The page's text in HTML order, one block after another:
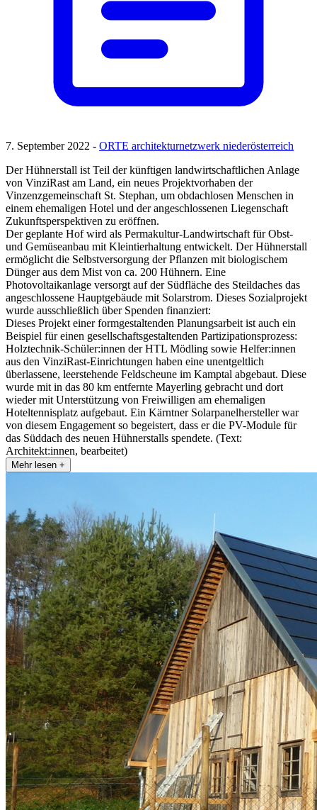
7. September 2022 - ORTE architekturnetzwerk niederösterreich
Der Hühnerstall ist Teil der künftigen landwirtschaftlichen Anlage
von VinziRast am Land, ein neues Projektvorhaben der
Vinzenzgemeinschaft St. Stephan, um obdachlosen Menschen in
einem ehemaligen Hotel und der angeschlossenen Liegenschaft
Zukunftsperspektiven zu eröffnen.
Der geplante Hof wird als Permakultur-Landwirtschaft für Obst-
und Gemüseanbau mit Kleintierhaltung entwickelt. Der Hühnerstall
ermöglicht die Selbstversorgung der Pflanzen mit biologischem
Dünger aus dem Mist von ca. 200 Hühnern. Eine
Photovoltaikanlage versorgt auf der Südfläche des Steildaches das
angeschlossene Hauptgebäude mit Solarstrom. Dieses Sozialprojekt
wurde ausschließlich über Spenden finanziert:
Dieses Projekt einer formgestaltenden Planungsarbeit ist auch ein
Beispiel für einen gesellschaftsgestaltenden Partizipationsprozess:
Holztechnik-Schüler:innen der HTL Mödling sowie Helfer:innen
aus den VinziRast-Einrichtungen haben eine unentgeltlich
überlassene, leerstehende Feldscheune im Kamptal abgebaut. Diese
wurde mit in das 80 km entfernte Mayerling gebracht und dort
wieder mit Unterstützung von Freiwilligen am ehemaligen
Hoteltennisplatz aufgebaut. Ein Kärntner Solarpanelhersteller war
von diesem Engagement so begeistert, dass er die PV-Module für
das Süddach des neuen Hühnerstalls spendete. (Text:
Architekt:innen, bearbeitet)
Mehr lesen +